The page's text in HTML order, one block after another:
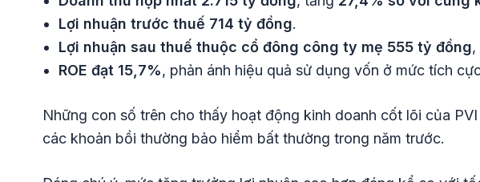
Lợi nhuận trước thuế 714 tỷ đồng.
Lợi nhuận sau thuế thuộc cổ đông công ty mẹ 555 tỷ đồng,
ROE đạt 15,7%, phản ánh hiệu quả sử dụng vốn ở mức tích
Những con số trên cho thấy hoạt động kinh doanh cốt lõi của
các khoản bồi thường bảo hiểm bất thường trong năm trước.